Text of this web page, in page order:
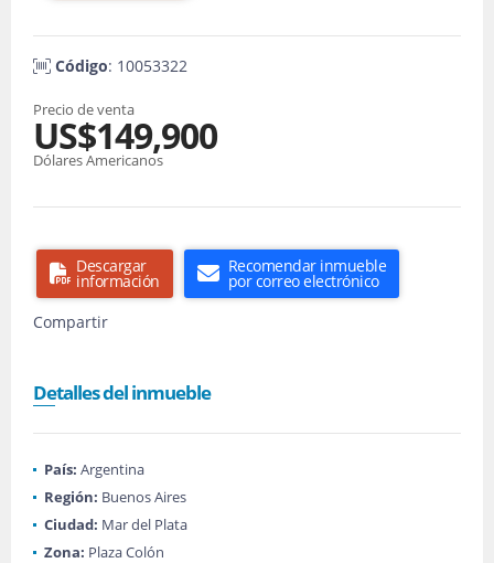
Código: 10053322
Precio de venta
US$149,900
Dólares Americanos
Descargar
información
Recomendar inmueble
por correo electrónico
Compartir
Detalles del inmueble
País: Argentina
Región: Buenos Aires
Ciudad: Mar del Plata
Zona: Plaza Colón